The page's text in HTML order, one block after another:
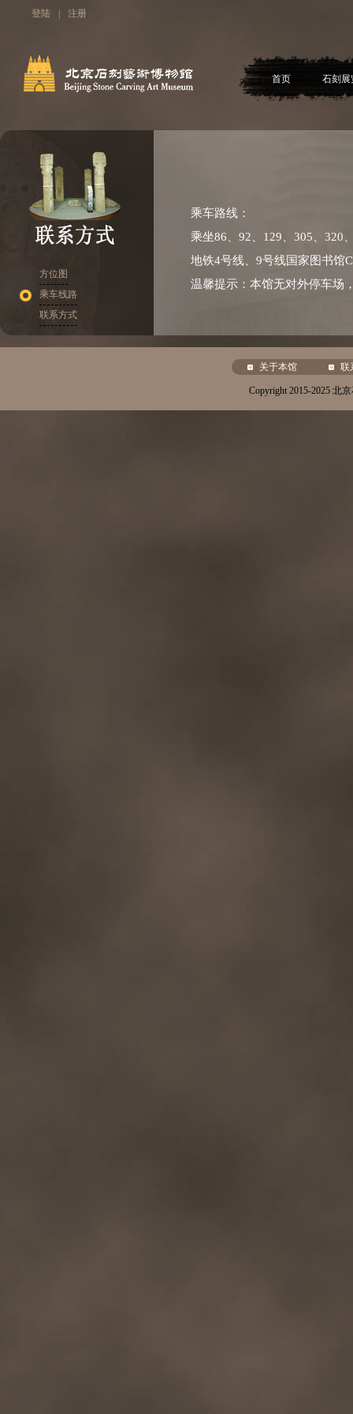
登陆 注册
首页 石刻展
方位图
乘车线路
联系方式
乘车路线：
乘坐86、92、129、305、320
地铁4号线、9号线国家图书馆
温馨提示：本馆无对外停车场
关于本馆 联
Copyright 2015-2025 北